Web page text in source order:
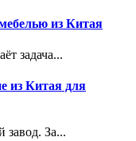
из Китая
задача...
из Китая для
За...